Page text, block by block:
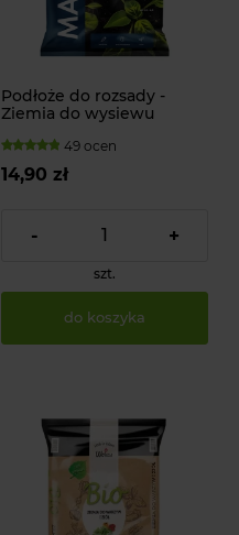
Podłoże do rozsady -
Ziemia do wysiewu
49 ocen
14,90 zł
- +
szt.
do koszyka